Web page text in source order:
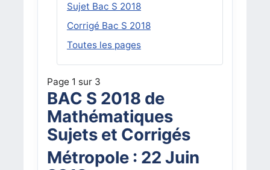
Sujet Bac S 2018
Corrigé Bac S 2018
Toutes les pages
Page 1 sur 3
BAC S 2018 de
Mathématiques
Sujets et Corrigés
Métropole : 22 Juin